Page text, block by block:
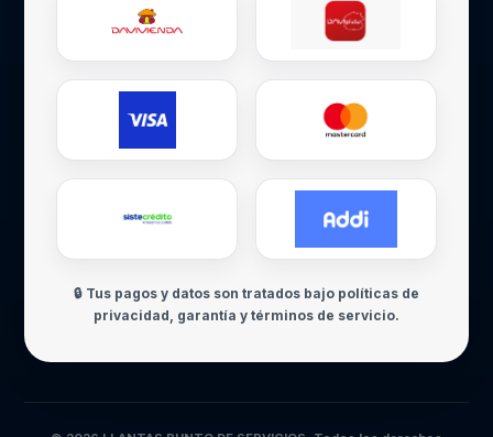
🔒 Tus pagos y datos son tratados bajo políticas de
privacidad, garantía y términos de servicio.